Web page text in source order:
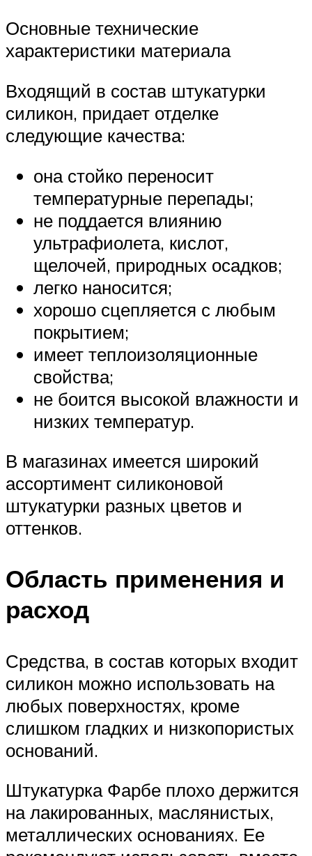
Основные технические
характеристики материала
Входящий в состав штукатурки
силикон, придает отделке
следующие качества:
она стойко переносит
температурные перепады;
не поддается влиянию
ультрафиолета, кислот,
щелочей, природных осадков;
легко наносится;
хорошо сцепляется с любым
покрытием;
имеет теплоизоляционные
свойства;
не боится высокой влажности и
низких температур.
В магазинах имеется широкий
ассортимент силиконовой
штукатурки разных цветов и
оттенков.
Область применения и
расход
Средства, в состав которых входит
силикон можно использовать на
любых поверхностях, кроме
слишком гладких и низкопористых
оснований.
Штукатурка Фарбе плохо держится
на лакированных, маслянистых,
металлических основаниях. Ее